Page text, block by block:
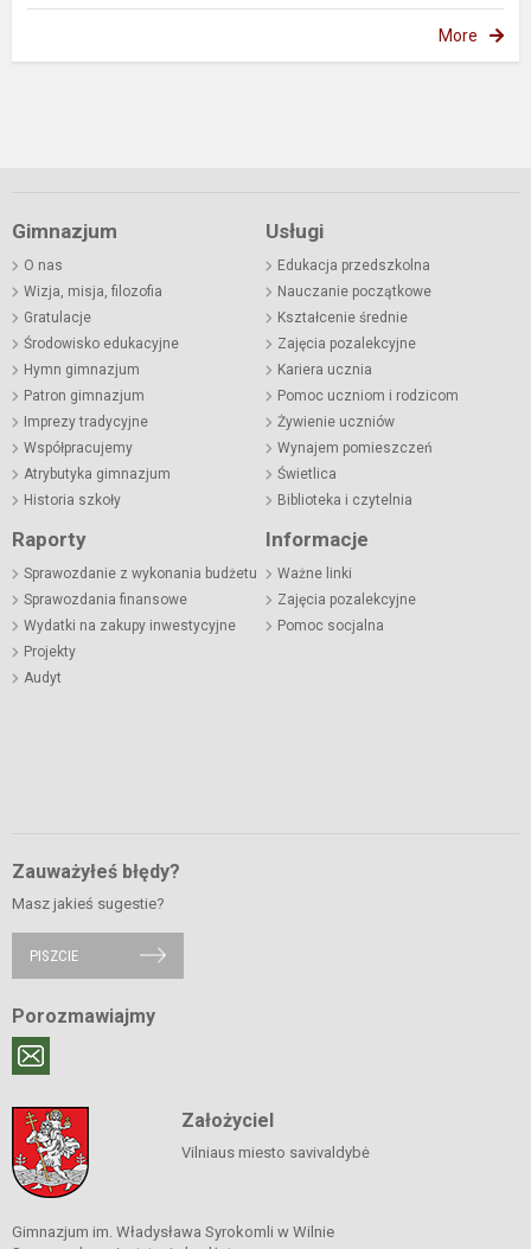
More
Gimnazjum
O nas
Wizja, misja, filozofia
Gratulacje
Środowisko edukacyjne
Hymn gimnazjum
Patron gimnazjum
Imprezy tradycyjne
Współpracujemy
Atrybutyka gimnazjum
Historia szkoły
Usługi
Edukacja przedszkolna
Nauczanie początkowe
Kształcenie średnie
Zajęcia pozalekcyjne
Kariera ucznia
Pomoc uczniom i rodzicom
Żywienie uczniów
Wynajem pomieszczeń
Świetlica
Biblioteka i czytelnia
Raporty
Sprawozdanie z wykonania budżetu
Sprawozdania finansowe
Wydatki na zakupy inwestycyjne
Projekty
Audyt
Informacje
Ważne linki
Zajęcia pozalekcyjne
Pomoc socjalna
Zauważyłeś błędy?
Masz jakieś sugestie?
PISZCIE
Porozmawiajmy
Założyciel
Vilniaus miesto savivaldybė
Gimnazjum im. Władysława Syrokomli w Wilnie